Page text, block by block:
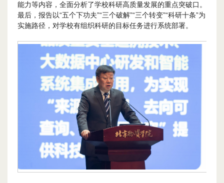
能力等内容，全面分析了学校科研高质量发展的重点突破口。
最后，报告以“五个下功夫”“三个破解”“三个转变”“科研十条”为
实施路径，对学校有组织科研的目标任务进行系统部署。